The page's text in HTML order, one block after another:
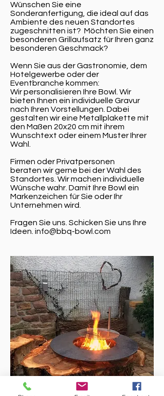
Wünschen Sie eine
Sonderanfertigung, die ideal auf das
Ambiente des neuen Standortes
zugeschnitten ist? Möchten Sie einen
besonderen Grillaufsatz für Ihren ganz
besonderen Geschmack?
Wenn Sie aus der Gastronomie, dem
Hotelgewerbe oder der
Eventbranche kommen:
Wir personalisieren Ihre Bowl. Wir
bieten Ihnen ein individuelle Gravur
nach Ihren Vorstellungen. Dabei
gestalten wir eine Metallplakette mit
den Maßen 20x20 cm mit ihrem
Wunschtext oder einem Muster Ihrer
Wahl.
Firmen oder Privatpersonen
beraten wir gerne bei der Wahl des
Standortes. Wir machen individuelle
Wünsche wahr. Damit Ihre Bowl ein
Markenzeichen für Sie oder Ihr
Unternehmen wird.
Fragen Sie uns. Schicken Sie uns Ihre
Ideen. info@bbq-bowl.com